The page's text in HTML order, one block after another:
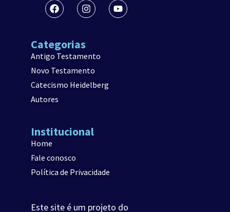
Categorias
Antigo Testamento
Novo Testamento
Catecismo Heidelberg
Autores
Institucional
Home
Fale conosco
Política de Privacidade
Este site é um projeto do